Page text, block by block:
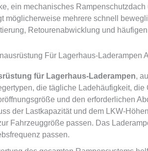
ein mechanisches Rampenschutzdach
möglicherweise mehrere schnell
Retourenabwicklung und
Für Lagerhaus-Laderampen
für Lagerhaus-Laderampen,
die tägliche Ladehäufigkeit, die
und den erforderlichen
der Lastkapazität und dem LKW-
Fahrzeuggröße passen. Das
passen.